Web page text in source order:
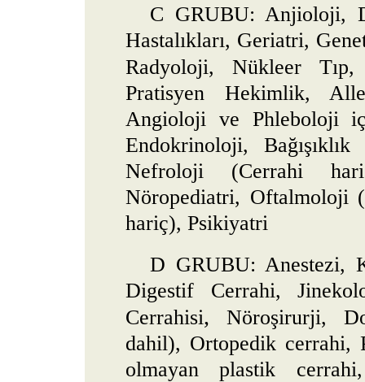
C GRUBU: Anjioloji,
Hastalıkları, Geriatri,
Radyoloji, Nükleer
Pratisyen Hekimlik,
Angioloji ve Phleboloji
Endokrinoloji,
Nefroloji (Cerrahi
Nöropediatri, Oftalmoloji
hariç), Psikiyatri
D GRUBU: Anestezi,
Digestif Cerrahi,
Cerrahisi,Nöroşirurji,
dahil), Ortopedik cerrahi,
olmayan plastik